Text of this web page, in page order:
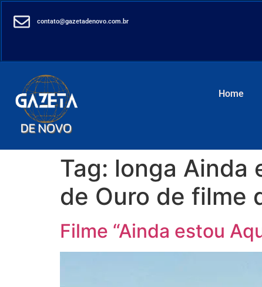
contato@gazetadenovo.com.br
Home
Tag: longa Ainda
de Ouro de filme
Filme “Ainda estou